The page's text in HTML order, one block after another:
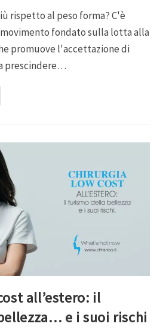
rispetto al peso forma? C'è
fondato sulla lotta alla
promuove l'accettazione di
prescindere…
all’estero: il
e i suoi rischi